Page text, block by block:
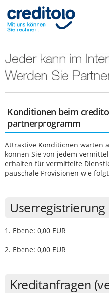
Konditionen beim
partnerprogramm
Attraktive Konditionen warten
können Sie von jedem
erhalten für vermittelte
pauschale Provisionen wie
Userregistrierung
1. Ebene: 0,00 EUR
2. Ebene: 0,00 EUR
Kreditanfragen